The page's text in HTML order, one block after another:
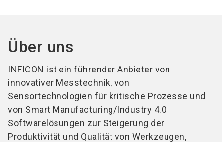
Über uns
INFICON ist ein führender Anbieter von
innovativer Messtechnik, von
Sensortechnologien für kritische Prozesse und
von Smart Manufacturing/Industry 4.0
Softwarelösungen zur Steigerung der
Produktivität und Qualität von Werkzeugen,